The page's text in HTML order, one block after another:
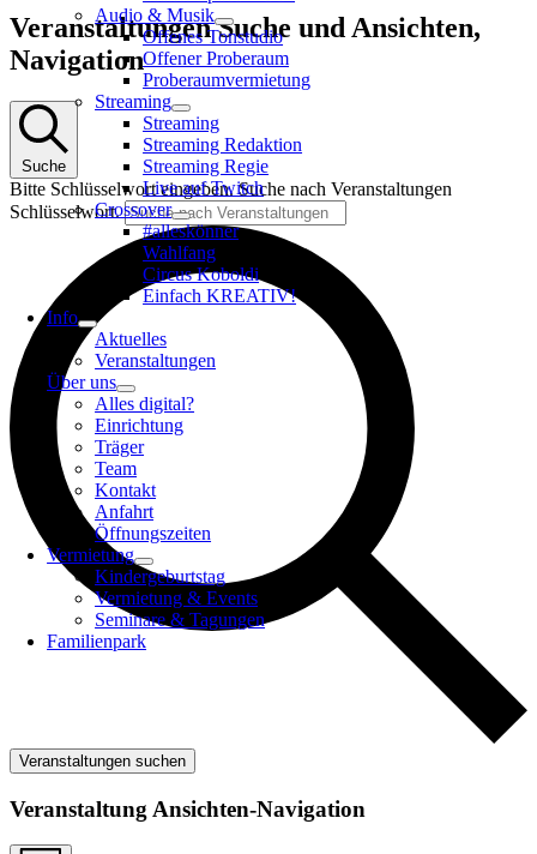
Audio & Musik
Offenes Tonstudio
Offener Proberaum
Proberaumvermietung
Streaming
Streaming
Streaming Redaktion
Streaming Regie
Live auf Twitch
Crossover
#alleskönner
Wahlfang
Circus Koboldi
Einfach KREATIV!
Info
Aktuelles
Veranstaltungen
Über uns
Alles digital?
Einrichtung
Träger
Team
Kontakt
Anfahrt
Öffnungszeiten
Vermietung
Kindergeburtstag
Vermietung & Events
Seminare & Tagungen
Familienpark
Veranstaltungen
Veranstaltungen Suche und Ansichten,
Navigation
Suche
Bitte Schlüsselwort eingeben. Suche nach Veranstaltungen
Schlüsselwort.
Veranstaltungen suchen
Veranstaltung Ansichten-Navigation